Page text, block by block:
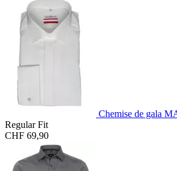
Chemise de gala
Regular Fit
CHF 69,90